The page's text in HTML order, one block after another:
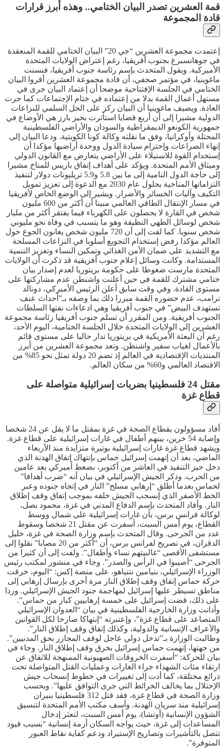
قمة العشرين تصدر البيان الختامي.. وهذه أبرز قرارات
قادة المجموعة
إعتمدت مجموعة العشرين “جي 20” البيان الختامي للقمة المنعقدة
في جوهانسبرغ بجنوب أفريقيا، رغم إعتراض الولايات المتحدة
الأميركية. ويقول المتحدث بإسم رئاسة جنوب أفريقيا، فنسنت
ماغوينيا، في مؤتمر صحفي، أن قادة مجموعة العشرين أقروا البيان
الختامي في الجلسة الإفتتاحية موضحا أن إعتماد البيان جرى في
مستهل أعمال القمة بدلا من إعتماده في ختام الإجتماعات كما جرت
العادة. ويضيف ماغوينيا أن البيان ركز على الحل السلمي للنزاعات
الدولية مشيرا إلى أن أربع قضايا استأثرت بحيز بارز هي الأوضاع في
جمهورية الكونغو الديمقراطية والسودان والأراضي الفلسطينية
المحتلة وأوكرانيا، وفق ما نقلته وكالة كونا الكويتية. ودعا البيان إلى
إنهاء الصراعات وإحترام سيادة الدول ووحدة أراضيها مؤكدا أن
إستخدام القوة للاستيلاء على الأراضي يتعارض مع القانون الدولي
وميثاق الأمم المتحدة. ويؤكد على أهداف إتفاق باريس للمناخ مشيرا
إلى حاجة الدول النامية إلى ما بين 5.8 و5.9 تريليونات دولار لتنفيذ
التزاماتها المناخية بحلول عام 2030 مع الدعوة إلى تعزيز تمويل
التكيف وآليات الخسائر والأضرار. ويشير إلى الوضع الخاص لأفريقيا
في مسار الإنتقال الطاقي العالمي مبينا أن أكثر من 600 مليون
شخص في القارة لا يحصلون على الكهرباء فيما يفتقر أكثر من مليار
شخص لوسائل الطهي النظيفة وهو ما يتسبب في وفاة نحو مليوني
شخص سنويا. كما لفت إلى أن 720 مليون شخص يعانون الجوع حول
العالم مؤكدا رفض إستخدام التجويع أسلوبا في النزاعات المسلحة
مع التشديد على ضمان الأمن الغذائي وتمكين النساء وتعزيز التنمية
المستدامة. وكانت وسائل إعلام جنوب أفريقية قد ذكرت أن الولايات
المتحدة مارست ضغوطا على حكومة بريتوريا لعدم إصدار بيان
ختامي مشترك للقمة في حين أعلنت واشنطن عدم مشاركتها على
مستوى القادة. وفي وقت سابق أعلن الرئيس الأميركي، دونالد
ترامب، عدم حضوره القمة مبررا ذلك بما وصفه بـ”أحداث عنف
تستهدف البيض” في جنوب أفريقيا وهي ادعاءات نفتها السلطات
الجنوب أفريقية. ومن المقرر أن تسلم جنوب أفريقيا رئاسة مجموعة
العشرين إلى الولايات المتحدة خلال الجلسة الختامية، اليوم الأحد،
رغم أن البعثة الأمريكية في بريتوريا تدار حاليا على مستوى قائم
بالأعمال لغياب سفير واشنطن. وتعد مجموعة العشرين من أبرز
المنتديات الإقتصادية في العالم إذ تضم 20 دولة تمثل نحو 85% من
الاقتصاد العالمي و60% من سكان العالم.
مقتل 24 فلسطينيا بضربات إسرائيلية متواصلة على
قطاع غزة
أفاد مسؤولون بقطاع الصحة في غزة بمقتل ما لا يقل عن 24 شخصا
وإصابة 54 خرين، بينهم أطفال في غارات إسرائيلية على قطاع غزة.
ويشهد قطاع غزة غارات إسرائيلية بوتيرة متزايدة منذ الأربعاء
الماضي، بعد أن إتهمت إسرائيل حماس بإنتهاك إتفاق الهدنة الذي
دخل حيز التنفيذ في العاشر من أكتوبر، بضغط أميركي بعد عامين
من الحرب. وذكر الجيش الإسرائيلي في بيان أنه “ضرب أهدافا”
لحماس بعدما أطلق “إرهابي مسلح” النار في إتجاه جنوده وعبر
الخط الأصفر الذي إنسحب الجيش خلفه بموجب إتفاق وقف إطلاق
النار. وأفاد المتحدث بإسم الدفاع المدني في غزة، محمود بصل،
لوكالة فرانس برس، بأن غارات إسرائيلية على شمال ووسط
القطاع، يوم أمس السبت، أسفرت عن مقتل 21 شخصا وسقوط
عدد من الجرحى. وقال المتحدث بإسم وزارة الصحة في غزة، خليل
الدقران، في تصريح لفرانس برس، أن “أكثر من 20 مصابا” نقلوا إلى
مستشفى الأقصى “غالبيتهم نساء وأطفال”. ولفت إلى أن كثيرا من
الجرحى “أصيبوا في الرأس والصدر”. وجاء في منشور لمكتب رئيس
الوزراء الإسرائيلي، بنيامين نتنياهو، على منصة إكس: “اليوم، خرقت
حركة حماس إتفاق وقف إطلاق النار مرة أخرى بإرسال إرهابي إلى
مناطق تسيطر عليها إسرائيل لمهاجمة جنود الجيش الإسرائيلي. وردا
على ذلك، قضت إسرائيل على خمسة إرهابيين كبار من حماس”.
وأدانت وزارة الخارجية الفلسطينية في بيان “العدوان الإسرائيلي
المتصاعد على قطاع غزة”، وإعتبرته “إنتهاكا صارخا لكل القوانين
والأعراف الإنسانية والدولية، وكذلك إتفاق وقف إطلاق النار”.
وطالبت الوزارة بـ”تدخل دولي عاجل لوقف المجازر بحق المدنيين”.
من جهتها، إتهمت حماس إسرائيل بخرق وقف إطلاق النار. وجاء في
بيان للحركة: “أسفرت الخروقات الصهيونية الممنهجة للاتفاق عن
ارتقاء مئات الشهداء جراء الغارات وعمليات القتل المتواصلة تحت
ذرائع مختلقة، كما أدت إلى تغييرات في خطوط إنسحاب جيش
الإحتلال بما يخالف الخرائط التي جرى التوافق عليها”. وبحسب
وزارة الصحة في قطاع غزة، فقد قتل 312 فلسطينيا بنيران
إسرائيلية منذ سريان الهدنة. وأسف مكتب الأمم المتحدة لتنسيق
الشؤون الإنسانية (أوتشا)، يوم أمس السبت، لتعثر إدخال
المساعدات إلى غزة، حيث يواجه السكان أزمة إنسانية “بسبب قيود
تتصل بالتأشيرات وتصاريح الإستيراد ودعم كفاية نقاط العبور
المتوفرة”.